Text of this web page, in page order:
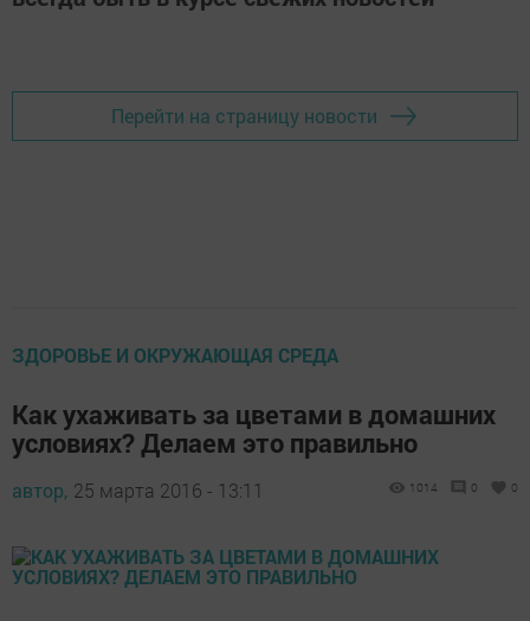
Перейти на страницу новости
ЗДОРОВЬЕ И ОКРУЖАЮЩАЯ СРЕДА
Как ухаживать за цветами в домашних
условиях? Делаем это правильно
автор, 25 марта 2016 - 13:11 1014 0 0